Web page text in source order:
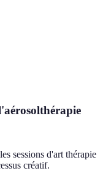
sessions d'art thérapie
créatif.